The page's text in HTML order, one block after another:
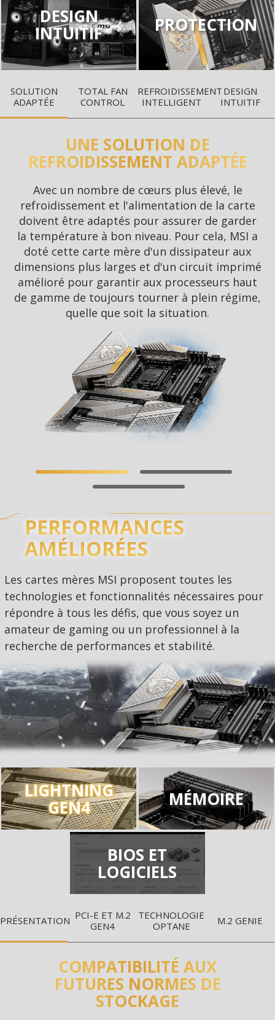
DESIGN
INTUITIF PROTECTION
SOLUTION
ADAPTÉE
TOTAL FAN
CONTROL
REFROIDISSEMENT
INTELLIGENT
DESIGN
INTUITIF
UNE SOLUTION DE
REFROIDISSEMENT ADAPTÉE
Avec un nombre de cœurs plus élevé, le
refroidissement et l'alimentation de la carte
doivent être adaptés pour assurer de garder
la température à bon niveau. Pour cela, MSI a
doté cette carte mère d'un dissipateur aux
dimensions plus larges et d'un circuit imprimé
amélioré pour garantir aux processeurs haut
de gamme de toujours tourner à plein régime,
quelle que soit la situation.
PERFORMANCES
AMÉLIORÉES
Les cartes mères MSI proposent toutes les
technologies et fonctionnalités nécessaires pour
répondre à tous les défis, que vous soyez un
amateur de gaming ou un professionnel à la
recherche de performances et stabilité.
LIGHTNING
GEN4 MÉMOIRE
BIOS ET
LOGICIELS
PRÉSENTATION PCI-E ET M.2
GEN4
TECHNOLOGIE
OPTANE
M.2 GENIE
COMPATIBILITÉ AUX
FUTURES NORMES DE
STOCKAGE